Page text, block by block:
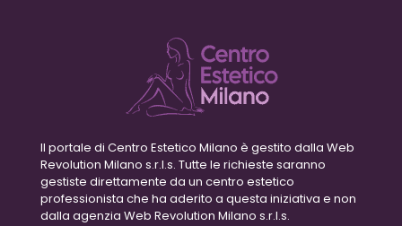
Il portale di Centro Estetico Milano è gestito dalla Web
Revolution Milano s.r.l.s. Tutte le richieste saranno
gestiste direttamente da un centro estetico
professionista che ha aderito a questa iniziativa e non
dalla agenzia Web Revolution Milano s.r.l.s.